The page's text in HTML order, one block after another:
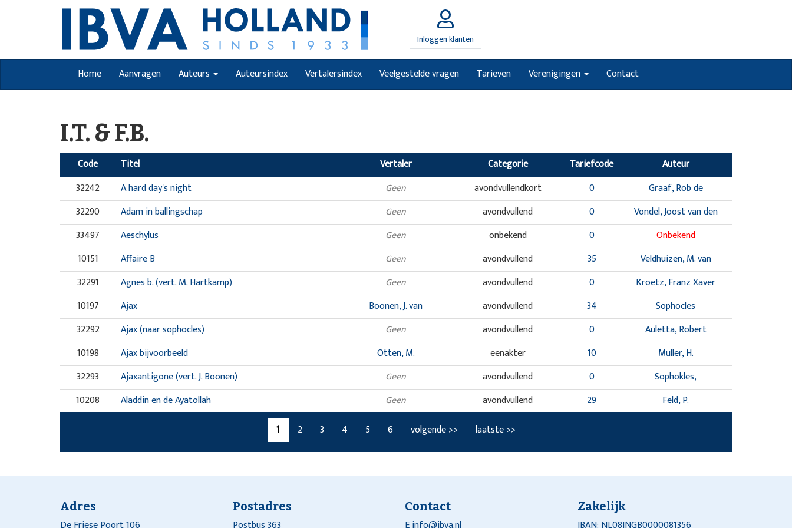
Inloggen klanten
Home Aanvragen Auteurs Auteursindex Vertalersindex Veelgestelde vragen Tarieven Verenigingen Contact
I.T. & F.B.
Code Titel Vertaler Categorie Tariefcode
Auteur
32242
A hard day's night Geen avondvullendkort 0
Graaf, Rob de
32290
Adam in ballingschap Geen avondvullend 0
Vondel, Joost van den
33497
Aeschylus Geen onbekend 0
Onbekend
10151
Affaire B Geen avondvullend 35
Veldhuizen, M. van
32291
Agnes b. (vert. M. Hartkamp) Geen avondvullend 0
Kroetz, Franz Xaver
10197
Ajax Boonen, J. van avondvullend 34
Sophocles
32292
Ajax (naar sophocles) Geen avondvullend 0
Auletta, Robert
10198
Ajax bijvoorbeeld Otten, M. eenakter 10
Muller, H.
32293
Ajaxantigone (vert. J. Boonen) Geen avondvullend 0
Sophokles,
10208
Aladdin en de Ayatollah Geen avondvullend 29
Feld, P.
1
2 3 4 5 6 volgende >> laatste >>
Adres Postadres Contact Zakelijk